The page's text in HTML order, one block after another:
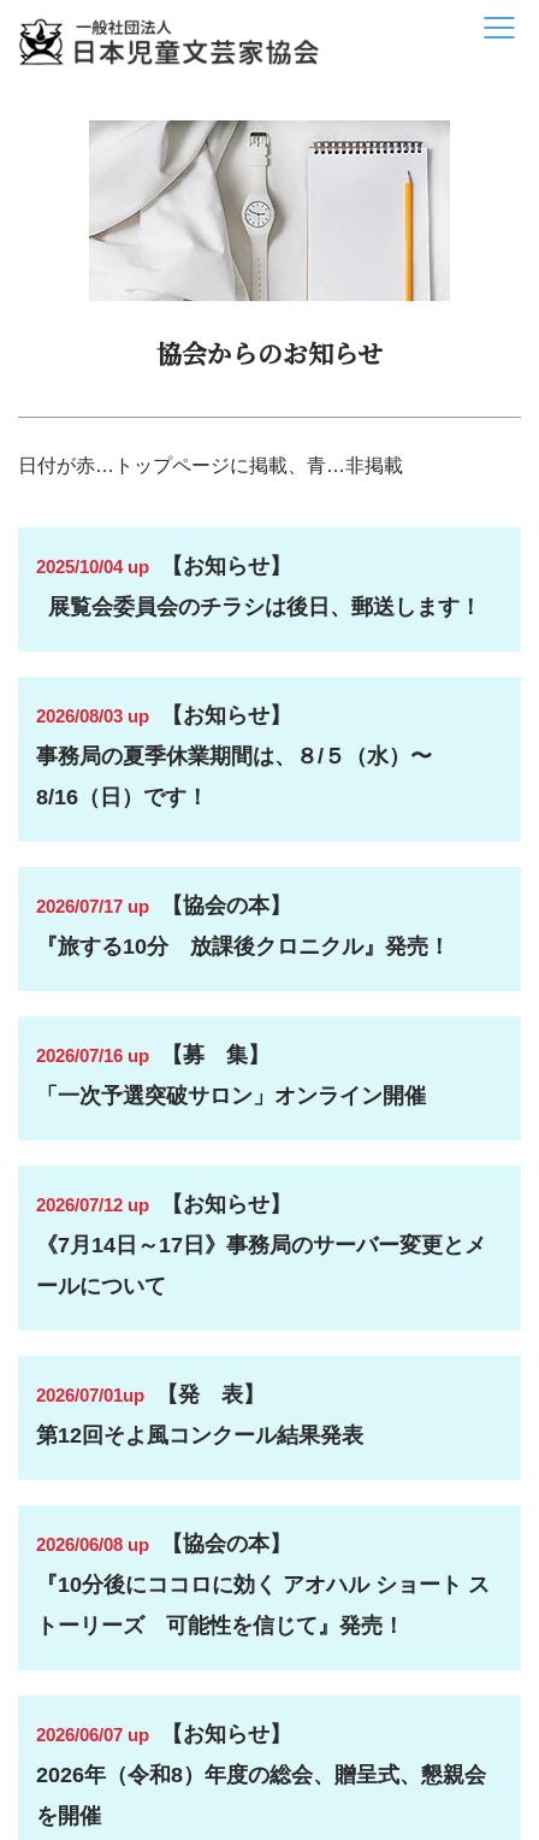
協会からのお知らせ
日付が赤…トップページに掲載、青…非掲載
2025/10/04 up 【お知らせ】
展覧会委員会のチラシは後日、郵送します！
2026/08/03 up 【お知らせ】
事務局の夏季休業期間は、８/５（水）〜
8/16（日）です！
2026/07/17 up 【協会の本】
『旅する10分 放課後クロニクル』発売！
2026/07/16 up 【募 集】
「一次予選突破サロン」オンライン開催
2026/07/12 up 【お知らせ】
《7月14日～17日》事務局のサーバー変更とメ
ールについて
2026/07/01up 【発 表】
第12回そよ風コンクール結果発表
2026/06/08 up 【協会の本】
『10分後にココロに効く アオハル ショート ス
トーリーズ 可能性を信じて』発売！
2026/06/07 up 【お知らせ】
2026年（令和8）年度の総会、贈呈式、懇親会
を開催